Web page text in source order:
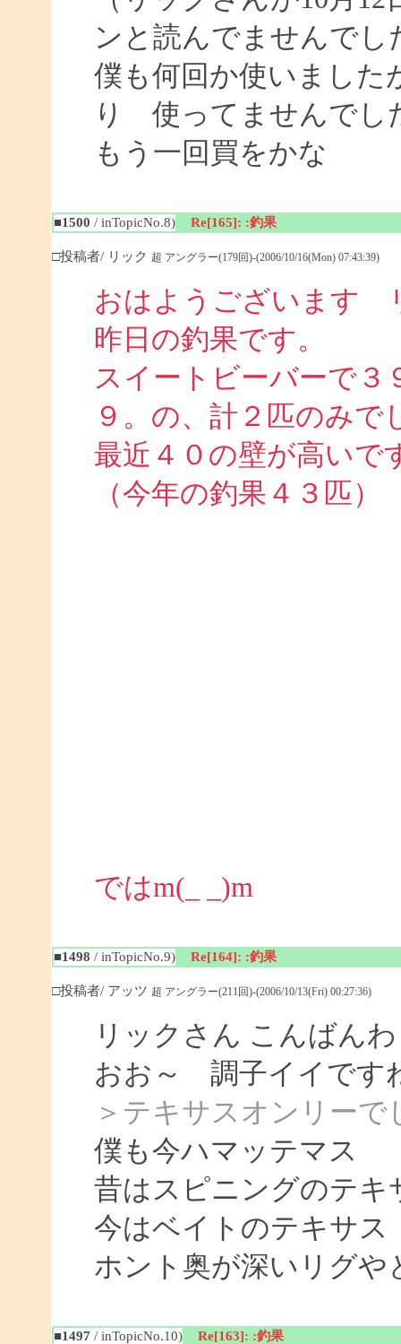
ンと読んでませんでし
僕も何回か使いました
り 使ってませんでし
もう一回買をかな
■1500 / inTopicNo.8) Re[165]: :釣果
□投稿者/ リック 超 アングラー(179回)-(2006/10/16(Mon) 07:43:39)
おはようございます
昨日の釣果です。
スイートビーバーで３
９。の、計２匹のみで
最近４０の壁が高いで
（今年の釣果４３匹）
ではm(_ _)m
■1498 / inTopicNo.9) Re[164]: :釣果
□投稿者/ アッツ 超 アングラー(211回)-(2006/10/13(Fri) 00:27:36)
リックさん こんばんわ
おお～ 調子イイです
＞テキサスオンリー
僕も今ハマッテマス
昔はスピニングのテキ
今はベイトのテキサス
ホント奥が深いリグや
■1497 / inTopicNo.10) Re[163]: :釣果